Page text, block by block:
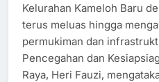
Kelurahan Kameloh Baru
terus meluas hingga
permukiman dan
Pencegahan dan
Raya, Heri Fauzi,